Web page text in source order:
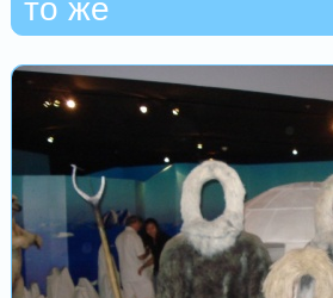
то же